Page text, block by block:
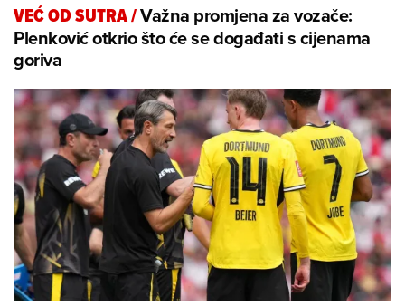
VEĆ OD SUTRA/Važna promjena za vozače:
Plenković otkrio što će se događati s cijenama
goriva